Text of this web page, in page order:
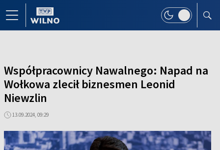
Współpracownicy Nawalnego: Napad na
Wołkowa zlecił biznesmen Leonid
Niewzlin
13.09.2024, 09:29